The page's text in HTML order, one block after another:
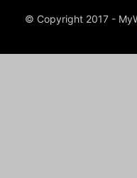
© Copyright 2017 -